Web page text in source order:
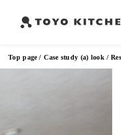
Top page Case study (a) look